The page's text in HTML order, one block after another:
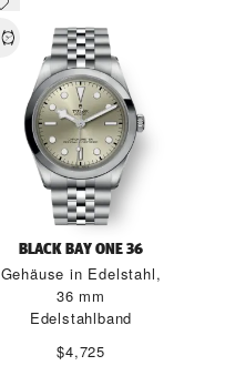
BLACK BAY ONE 36
Gehäuse in Edelstahl,
36 mm
Edelstahlband
$4,725